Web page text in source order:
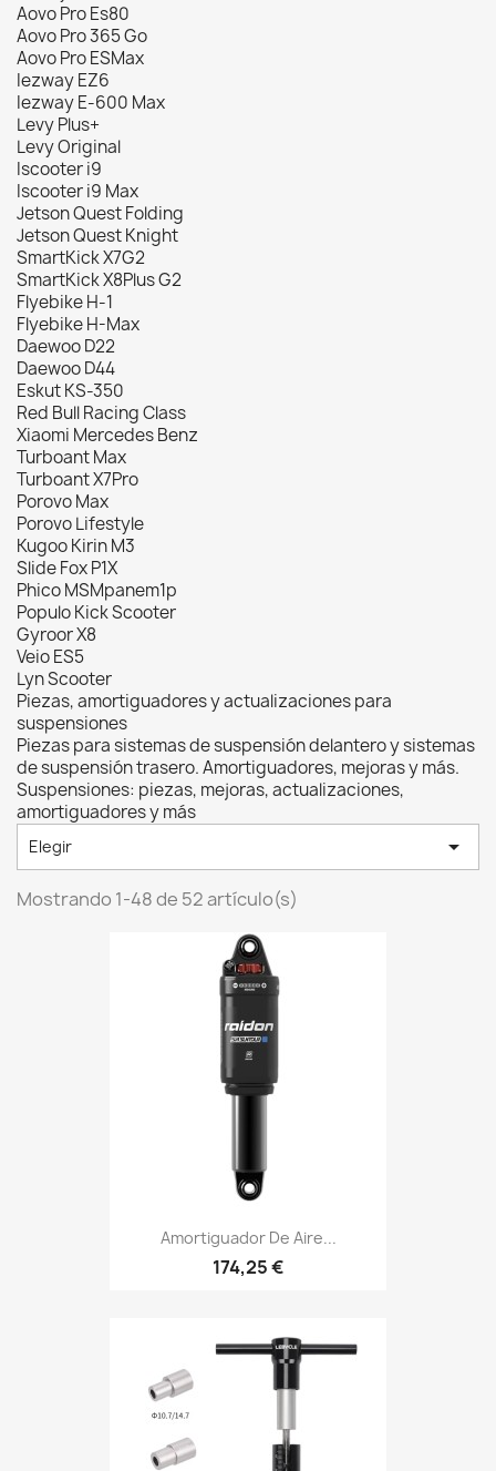
Aovo Pro Es80
Aovo Pro 365 Go
Aovo Pro ESMax
Iezway EZ6
Iezway E-600 Max
Levy Plus+
Levy Original
Iscooter i9
Iscooter i9 Max
Jetson Quest Folding
Jetson Quest Knight
SmartKick X7G2
SmartKick X8Plus G2
Flyebike H-1
Flyebike H-Max
Daewoo D22
Daewoo D44
Eskut KS-350
Red Bull Racing Class
Xiaomi Mercedes Benz
Turboant Max
Turboant X7Pro
Porovo Max
Porovo Lifestyle
Kugoo Kirin M3
Slide Fox P1X
Phico MSMpanem1p
Populo Kick Scooter
Gyroor X8
Veio ES5
Lyn Scooter
Piezas, amortiguadores y actualizaciones para
suspensiones
Piezas para sistemas de suspensión delantero y sistemas
de suspensión trasero. Amortiguadores, mejoras y más.
Suspensiones: piezas, mejoras, actualizaciones,
amortiguadores y más
Elegir 
Mostrando 1-48 de 52 artículo(s)
Amortiguador De Aire...
174,25 €